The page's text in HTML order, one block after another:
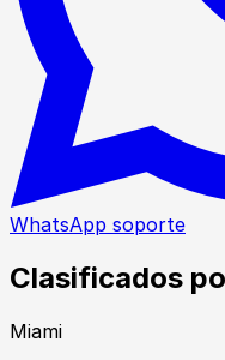
WhatsApp soporte
Clasificados
Miami